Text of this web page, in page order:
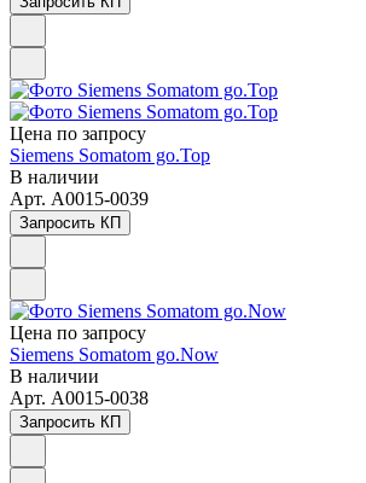
Цена по запросу
Siemens Somatom go.Top
В наличии
Арт. A0015-0039
Запросить КП
Цена по запросу
Siemens Somatom go.Now
В наличии
Арт. A0015-0038
Запросить КП